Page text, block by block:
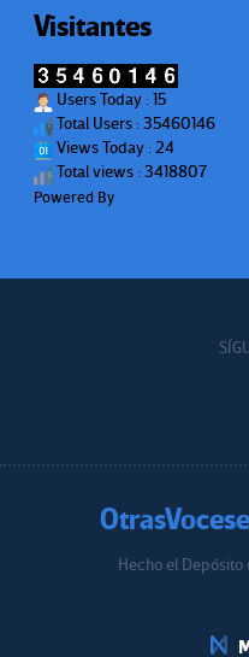
Visitantes
Users Today : 15
Total Users : 35460146
Views Today : 24
Total views : 3418807
Powered By
Hecho el